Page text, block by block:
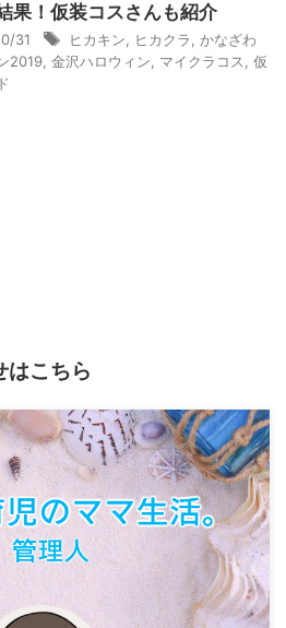
果！仮装コスさんも紹介
31 ヒカキン ヒカクラ
かなざわ
2019 金沢ハロウィン マイクラコス
仮
はこちら